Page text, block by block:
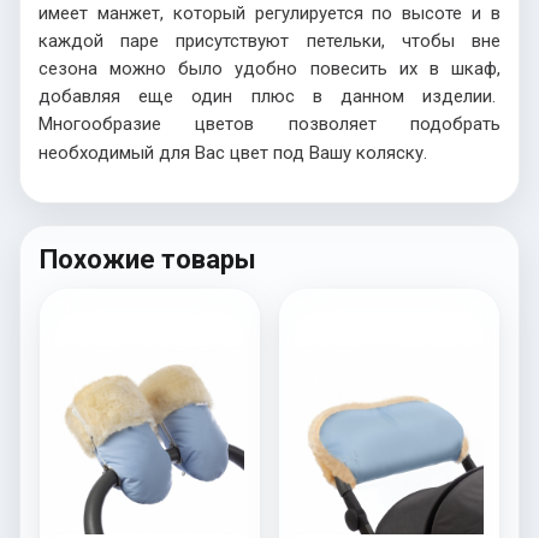
имеет манжет, который регулируется по высоте и в
каждой паре присутствуют петельки, чтобы вне
сезона можно было удобно повесить их в шкаф,
добавляя еще один плюс в данном изделии.
Многообразие цветов позволяет подобрать
необходимый для Вас цвет под Вашу коляску.
Похожие товары